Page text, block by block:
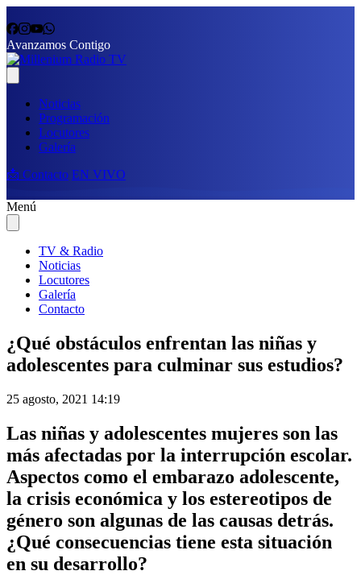
Avanzamos Contigo
Noticias
Programación
Locutores
Galería
📩 Contacto EN VIVO
Menú
TV & Radio
Noticias
Locutores
Galería
Contacto
¿Qué obstáculos enfrentan las niñas y
adolescentes para culminar sus estudios?
25 agosto, 2021 14:19
Las niñas y adolescentes mujeres son las
más afectadas por la interrupción escolar.
Aspectos como el embarazo adolescente,
la crisis económica y los estereotipos de
género son algunas de las causas detrás.
¿Qué consecuencias tiene esta situación
en su desarrollo?